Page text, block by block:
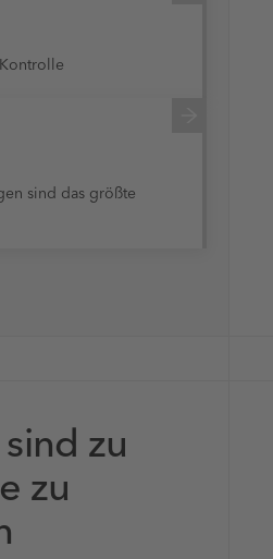
sind das größte
zu
zu